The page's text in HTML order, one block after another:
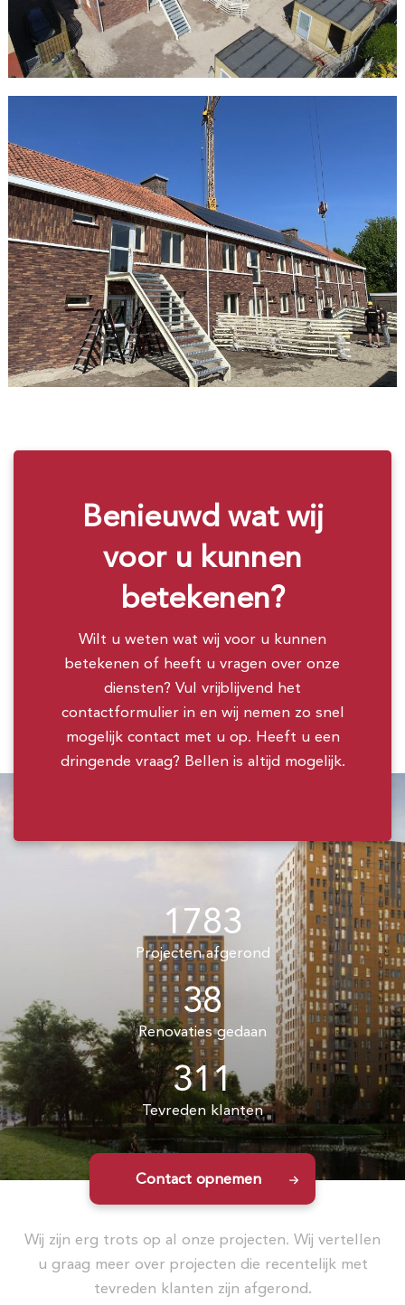
Benieuwd wat wij
voor u kunnen
betekenen?
Wilt u weten wat wij voor u kunnen
betekenen of heeft u vragen over onze
diensten? Vul vrijblijvend het
contactformulier in en wij nemen zo snel
mogelijk contact met u op. Heeft u een
dringende vraag? Bellen is altijd mogelijk.
1783
Projecten afgerond
38
Renovaties gedaan
311
Tevreden klanten
Contact opnemen
Wij zijn erg trots op al onze projecten. Wij vertellen
u graag meer over projecten die recentelijk met
tevreden klanten zijn afgerond.